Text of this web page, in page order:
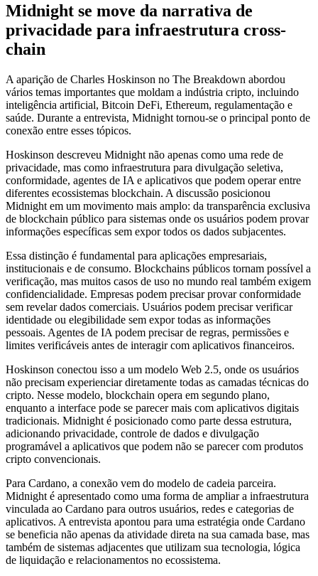
Midnight se move da narrativa de
privacidade para infraestrutura cross-
chain
A aparição de Charles Hoskinson no The Breakdown abordou
vários temas importantes que moldam a indústria cripto, incluindo
inteligência artificial, Bitcoin DeFi, Ethereum, regulamentação e
saúde. Durante a entrevista, Midnight tornou-se o principal ponto de
conexão entre esses tópicos.
Hoskinson descreveu Midnight não apenas como uma rede de
privacidade, mas como infraestrutura para divulgação seletiva,
conformidade, agentes de IA e aplicativos que podem operar entre
diferentes ecossistemas blockchain. A discussão posicionou
Midnight em um movimento mais amplo: da transparência exclusiva
de blockchain público para sistemas onde os usuários podem provar
informações específicas sem expor todos os dados subjacentes.
Essa distinção é fundamental para aplicações empresariais,
institucionais e de consumo. Blockchains públicos tornam possível a
verificação, mas muitos casos de uso no mundo real também exigem
confidencialidade. Empresas podem precisar provar conformidade
sem revelar dados comerciais. Usuários podem precisar verificar
identidade ou elegibilidade sem expor todas as informações
pessoais. Agentes de IA podem precisar de regras, permissões e
limites verificáveis antes de interagir com aplicativos financeiros.
Hoskinson conectou isso a um modelo Web 2.5, onde os usuários
não precisam experienciar diretamente todas as camadas técnicas do
cripto. Nesse modelo, blockchain opera em segundo plano,
enquanto a interface pode se parecer mais com aplicativos digitais
tradicionais. Midnight é posicionado como parte dessa estrutura,
adicionando privacidade, controle de dados e divulgação
programável a aplicativos que podem não se parecer com produtos
cripto convencionais.
Para Cardano, a conexão vem do modelo de cadeia parceira.
Midnight é apresentado como uma forma de ampliar a infraestrutura
vinculada ao Cardano para outros usuários, redes e categorias de
aplicativos. A entrevista apontou para uma estratégia onde Cardano
se beneficia não apenas da atividade direta na sua camada base, mas
também de sistemas adjacentes que utilizam sua tecnologia, lógica
de liquidação e relacionamentos no ecossistema.